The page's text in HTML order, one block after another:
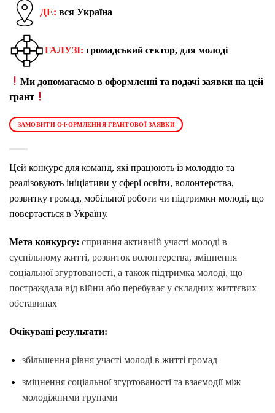
ДЕ: вся Україна
ГАЛУЗІ: громадський сектор, для молоді
Ми допомагаємо в оформленні та подачі заявки на цей
грант
ЗАМОВИТИ ОФОРМЛЕННЯ ГРАНТОВОЇ ЗАЯВКИ
Цей конкурс для команд, які працюють із молоддю та
реалізовують ініціативи у сфері освіти, волонтерства,
розвитку громад, мобільної роботи чи підтримки молоді, що
повертається в Україну.
Мета конкурсу: сприяння активній участі молоді в
суспільному житті, розвиток волонтерства, зміцнення
соціальної згуртованості, а також підтримка молоді, що
постраждала від війни або перебуває у складних життєвих
обставинах
Очікувані результати:
збільшення рівня участі молоді в житті громад
зміцнення соціальної згуртованості та взаємодії між
молодіжними групами